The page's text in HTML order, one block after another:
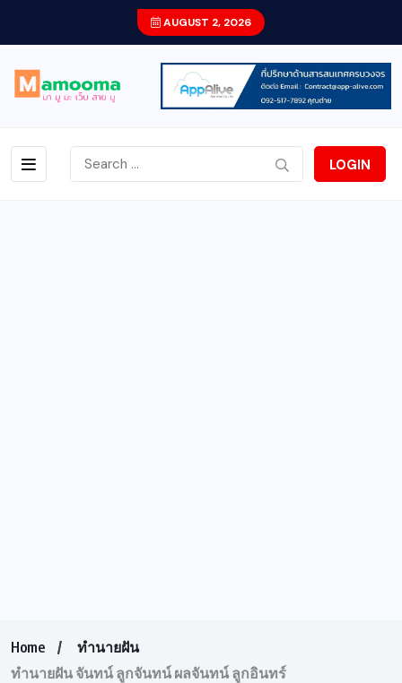
AUGUST 2, 2026
LOGIN
Home
ทำนายฝัน
ทำนายฝัน จันทน์ ลูกจันทน์ ผลจันทน์ ลูกอินทร์